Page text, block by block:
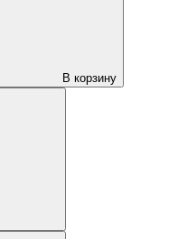
В корзину